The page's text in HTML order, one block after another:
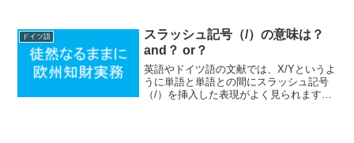
合に用いられます。...
ドイツ語
スラッシュ記号（/）の意味は？
and？ or？
英語やドイツ語の文献では、X/Yというよ
うに単語と単語との間にスラッシュ記号
（/）を挿入した表現がよく見られます。